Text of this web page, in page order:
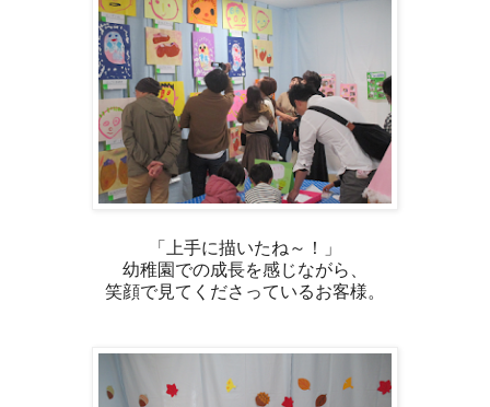
「上手に描いたね～！」
幼稚園での成長を感じながら、
笑顔で見てくださっているお客様。